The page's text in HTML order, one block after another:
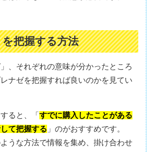
把握する方法
」、それぞれの意味が分かったところ
ナゼを把握すれば良いのかを見てい
ると、「すでに購入したことがある
て把握する 」のがおすすめです。
うな方法で情報を集め、掛け合わせ